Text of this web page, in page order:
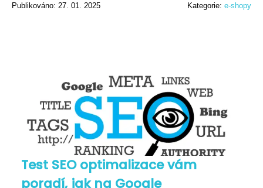
Publikováno: 27. 01. 2025 Kategorie: e-shopy
Test SEO optimalizace vám
poradí, jak na Google